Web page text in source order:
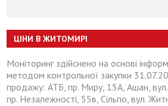
ЦІНИ В ЖИТОМИРІ
Моніторинг здійснено на основі
методом контрольної закупки
продажу: АТБ, пр. Миру, 15А, Ашан,
пр. Незалежності, 55в, Сільпо, вул.